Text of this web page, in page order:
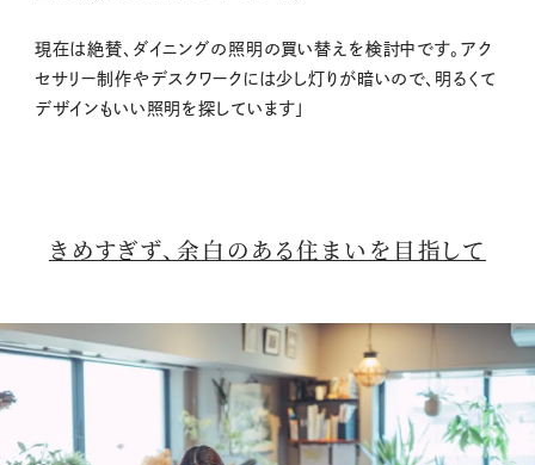
現在は絶賛、ダイニングの照明の買い替えを検討中です。アク
セサリー制作やデスクワークには少し灯りが暗いので、明るくて
デザインもいい照明を探しています」
きめすぎず、余白のある住まいを目指して